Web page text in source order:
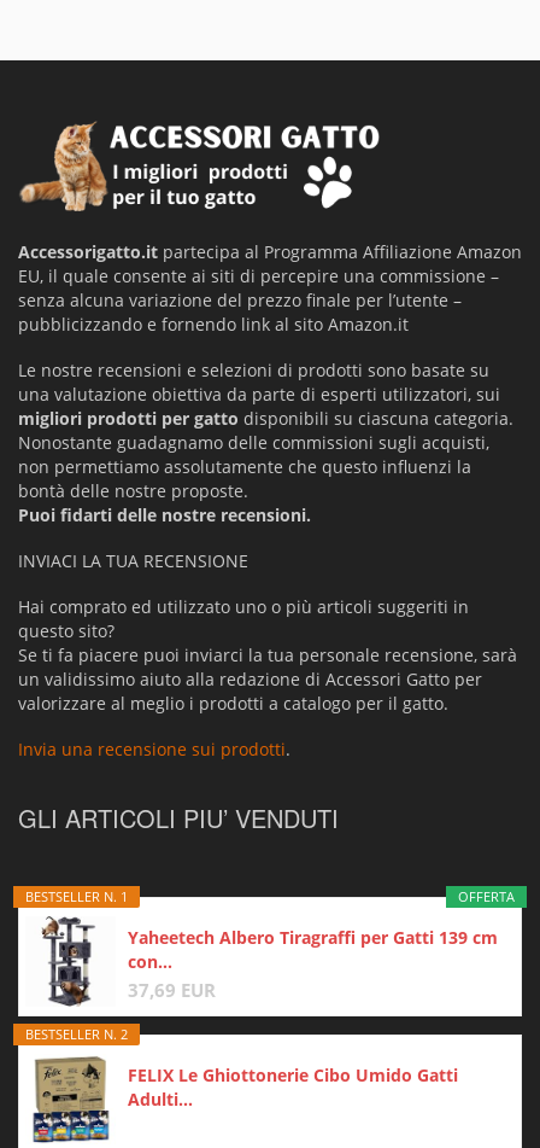
Accessorigatto.it partecipa al Programma Affiliazione Amazon
EU, il quale consente ai siti di percepire una commissione –
senza alcuna variazione del prezzo finale per l’utente –
pubblicizzando e fornendo link al sito Amazon.it
Le nostre recensioni e selezioni di prodotti sono basate su
una valutazione obiettiva da parte di esperti utilizzatori, sui
migliori prodotti per gatto disponibili su ciascuna categoria.
Nonostante guadagnamo delle commissioni sugli acquisti,
non permettiamo assolutamente che questo influenzi la
bontà delle nostre proposte.
Puoi fidarti delle nostre recensioni.
INVIACI LA TUA RECENSIONE
Hai comprato ed utilizzato uno o più articoli suggeriti in
questo sito?
Se ti fa piacere puoi inviarci la tua personale recensione, sarà
un validissimo aiuto alla redazione di Accessori Gatto per
valorizzare al meglio i prodotti a catalogo per il gatto.
Invia una recensione sui prodotti.
GLI ARTICOLI PIU’ VENDUTI
OFFERTA
BESTSELLER N. 1
Yaheetech Albero Tiragraffi per Gatti 139 cm
con...
37,69 EUR
BESTSELLER N. 2
FELIX Le Ghiottonerie Cibo Umido Gatti
Adulti...